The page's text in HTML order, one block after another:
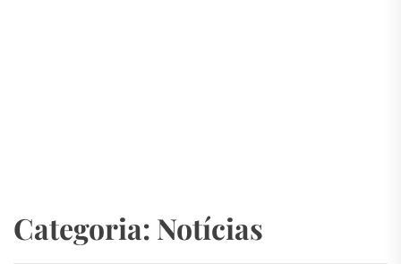
Categoria: Notícias